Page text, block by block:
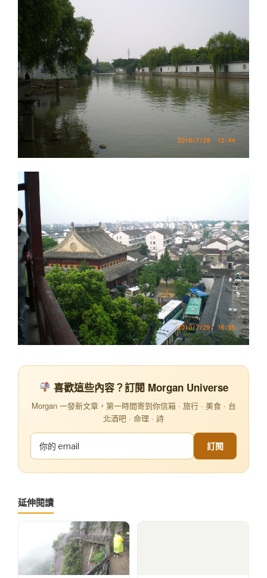
喜歡這些內容？訂閱 Morgan Universe
Morgan 一發新文章，第一時間寄到你信箱 · 旅行 · 美食 · 台
北酒吧 · 命理 · 詩
訂閱
延伸閱讀